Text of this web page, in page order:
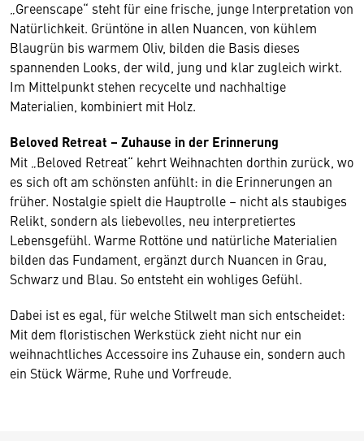
„Greenscape“ steht für eine frische, junge Interpretation von
Natürlichkeit. Grüntöne in allen Nuancen, von kühlem
Blaugrün bis warmem Oliv, bilden die Basis dieses
spannenden Looks, der wild, jung und klar zugleich wirkt.
Im Mittelpunkt stehen recycelte und nachhaltige
Materialien, kombiniert mit Holz.
Beloved Retreat – Zuhause in der Erinnerung
Mit „Beloved Retreat“ kehrt Weihnachten dorthin zurück, wo
es sich oft am schönsten anfühlt: in die Erinnerungen an
früher. Nostalgie spielt die Hauptrolle – nicht als staubiges
Relikt, sondern als liebevolles, neu interpretiertes
Lebensgefühl. Warme Rottöne und natürliche Materialien
bilden das Fundament, ergänzt durch Nuancen in Grau,
Schwarz und Blau. So entsteht ein wohliges Gefühl.
Dabei ist es egal, für welche Stilwelt man sich entscheidet:
Mit dem floristischen Werkstück zieht nicht nur ein
weihnachtliches Accessoire ins Zuhause ein, sondern auch
ein Stück Wärme, Ruhe und Vorfreude.